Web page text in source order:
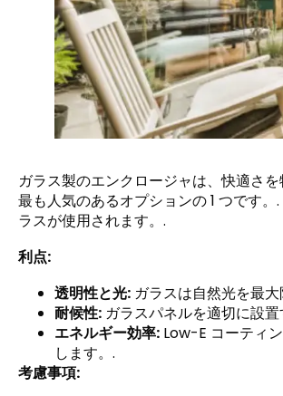
ガラス製のエンクロージャは、快適さ
最も人気のあるオプションの 1 つです
ラスが使用されます。.
利点:
透明性と光: ガラスは自然光を最
耐候性: ガラスパネルを適切に設
エネルギー効率: Low-E コーティ
します。.
考慮事項: